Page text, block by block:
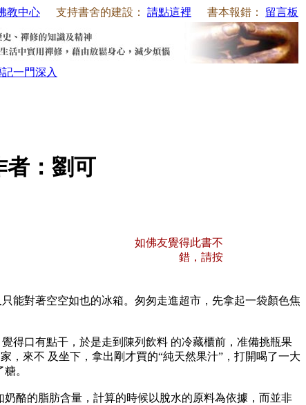
教中心 支持書舍的建設： 請點這裡 書本報錯： 留言板
記一門深入
：劉可
如佛友覺得此書不
錯，請按
對著空空如也的冰箱。匆匆走進超市，先拿起一袋顏色焦
口有點干，於是走到陳列飲料 的冷藏櫃前，准備挑瓶果
，來不 及坐下，拿出剛才買的“純天然果汁”，打開喝了一大
。
酪的脂肪含量，計算的時候以脫水的原料為依據，而並非